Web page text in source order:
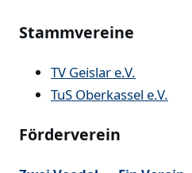
Stammvereine
TV Geislar e.V.
TuS Oberkassel e.V.
Förderverein